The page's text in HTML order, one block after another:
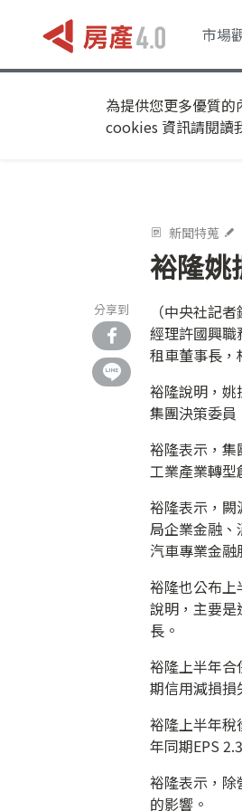
市場
為提供您更多優質
cookies 資訊請閱讀
新聞特蒐
裕隆姚
分享到
（中央社記
經理許國興
租車董事長，
裕隆說明，
集團決策委員
裕隆表示，
工業產業轉型
裕隆表示，
局企業金融
汽車專業金融
裕隆也公布
說明，主要是
長。
裕隆上半年
期信用減損損
裕隆上半年
年同期EPS
裕隆表示，
的影響。